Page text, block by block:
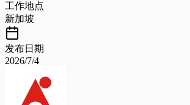
工作地点
新加坡
发布日期
2026/7/4